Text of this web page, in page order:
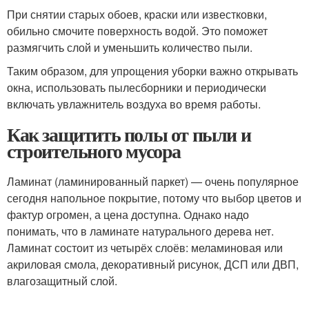
При снятии старых обоев, краски или известковки,
обильно смочите поверхность водой. Это поможет
размягчить слой и уменьшить количество пыли.
Таким образом, для упрощения уборки важно открывать
окна, использовать пылесборники и периодически
включать увлажнитель воздуха во время работы.
Как защитить полы от пыли и
строительного мусора
Ламинат (ламинированный паркет) — очень популярное
сегодня напольное покрытие, потому что выбор цветов и
фактур огромен, а цена доступна. Однако надо
понимать, что в ламинате натурального дерева нет.
Ламинат состоит из четырёх слоёв: меламиновая или
акриловая смола, декоративный рисунок, ДСП или ДВП,
влагозащитный слой.